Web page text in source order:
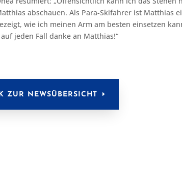
abschauen. Als Para-Skifahrer ist Matthias
wie ich meinen Arm am besten einsetzen
auf jeden Fall danke an Matthias!“
ZUR NEWSÜBERSICHT